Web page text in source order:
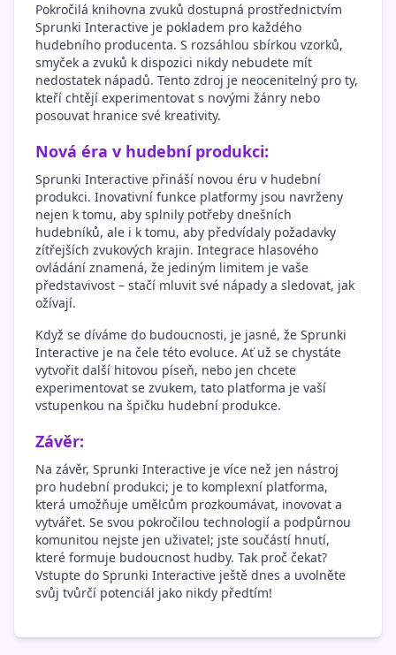
Pokročilá knihovna zvuků dostupná prostřednictvím
Sprunki Interactive je pokladem pro každého
hudebního producenta. S rozsáhlou sbírkou vzorků,
smyček a zvuků k dispozici nikdy nebudete mít
nedostatek nápadů. Tento zdroj je neocenitelný pro ty,
kteří chtějí experimentovat s novými žánry nebo
posouvat hranice své kreativity.
Nová éra v hudební produkci:
Sprunki Interactive přináší novou éru v hudební
produkci. Inovativní funkce platformy jsou navrženy
nejen k tomu, aby splnily potřeby dnešních
hudebníků, ale i k tomu, aby předvídaly požadavky
zítřejších zvukových krajin. Integrace hlasového
ovládání znamená, že jediným limitem je vaše
představivost – stačí mluvit své nápady a sledovat, jak
ožívají.
Když se díváme do budoucnosti, je jasné, že Sprunki
Interactive je na čele této evoluce. Ať už se chystáte
vytvořit další hitovou píseň, nebo jen chcete
experimentovat se zvukem, tato platforma je vaší
vstupenkou na špičku hudební produkce.
Závěr:
Na závěr, Sprunki Interactive je více než jen nástroj
pro hudební produkci; je to komplexní platforma,
která umožňuje umělcům prozkoumávat, inovovat a
vytvářet. Se svou pokročilou technologií a podpůrnou
komunitou nejste jen uživatel; jste součástí hnutí,
které formuje budoucnost hudby. Tak proč čekat?
Vstupte do Sprunki Interactive ještě dnes a uvolněte
svůj tvůrčí potenciál jako nikdy předtím!